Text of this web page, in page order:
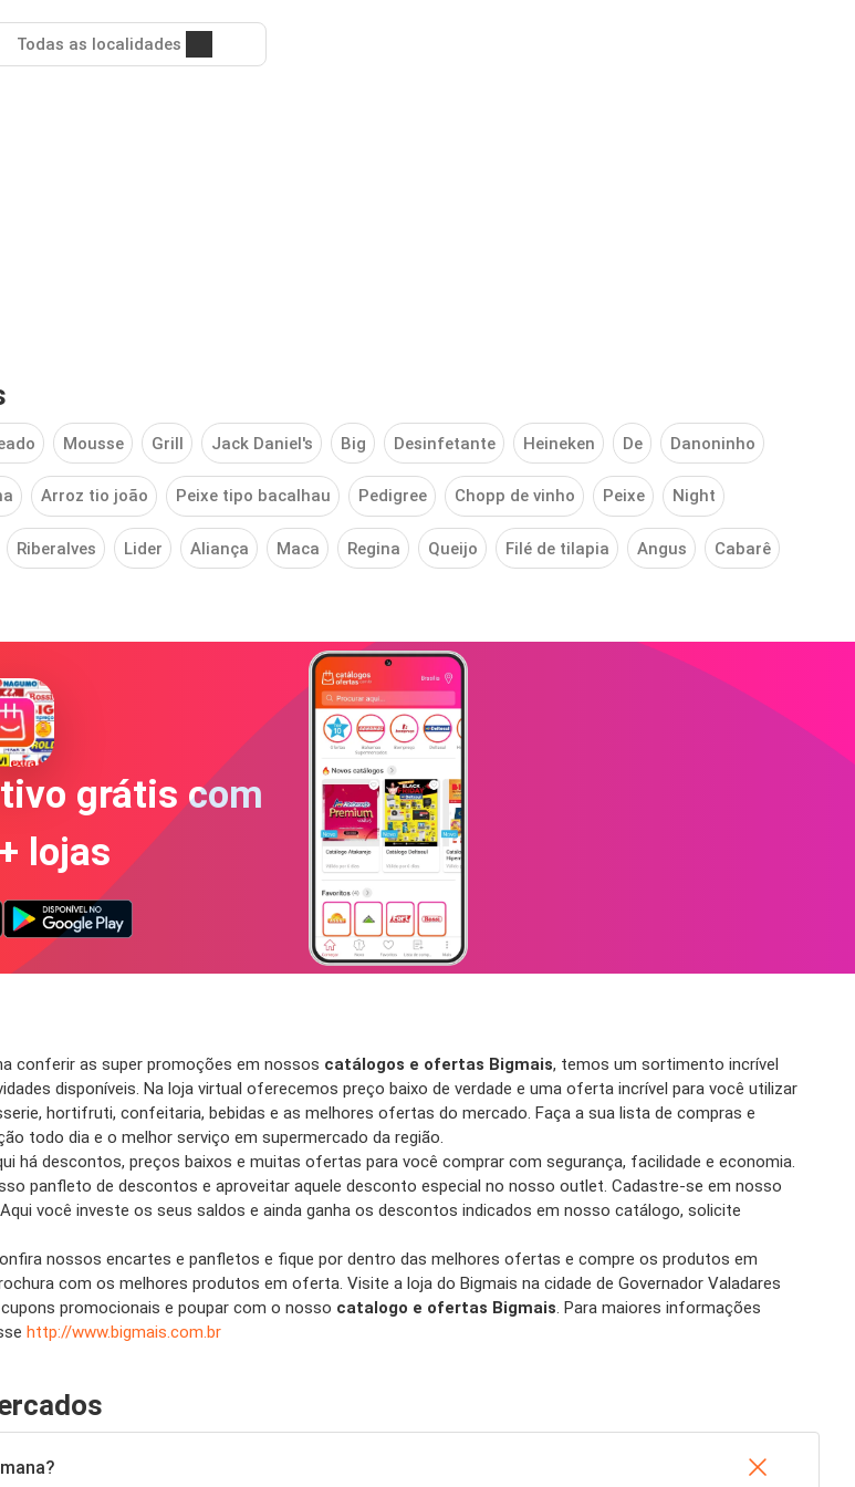
Todas as localidades
Mousse Grill Jack Daniel's Big Desinfetante Heineken De Danoninho
Arroz tio joão Peixe tipo bacalhau Pedigree Chopp de vinho Peixe Night
Riberalves Lider Aliança Maca Regina Queijo Filé de tilapia Angus Cabarê
grátis com
lojas
conferir as super promoções em nossos catálogos e ofertas Bigmais, temos um sortimento incrível
disponíveis. Na loja virtual oferecemos preço baixo de verdade e uma oferta incrível para você utilizar
hortifruti, confeitaria, bebidas e as melhores ofertas do mercado. Faça a sua lista de compras e
todo dia e o melhor serviço em supermercado da região.
há descontos, preços baixos e muitas ofertas para você comprar com segurança, facilidade e economia.
panfleto de descontos e aproveitar aquele desconto especial no nosso outlet. Cadastre-se em nosso
você investe os seus saldos e ainda ganha os descontos indicados em nosso catálogo, solicite
nossos encartes e panfletos e fique por dentro das melhores ofertas e compre os produtos em
com os melhores produtos em oferta. Visite a loja do Bigmais na cidade de Governador Valadares
promocionais e poupar com o nosso catalogo e ofertas Bigmais. Para maiores informações
http://www.bigmais.com.br